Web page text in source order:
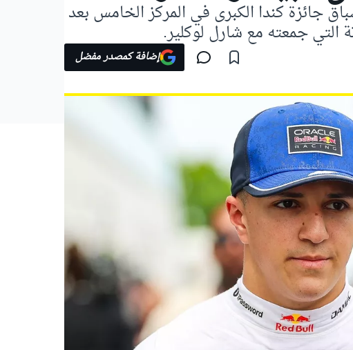
جائزة كندا الكبرى في المركز الخامس بعد
التي جمعته مع شارل لوكلير.
إضافة كمصدر مفضل